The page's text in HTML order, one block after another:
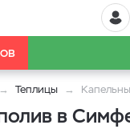
Теплицы
в